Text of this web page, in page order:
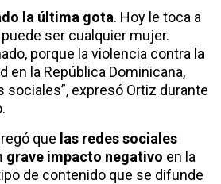
la última gota. Hoy le toca a
ser cualquier mujer.
porque la violencia contra la
en la República Dominicana,
sociales”, expresó Ortiz durante
que las redes sociales
grave impacto negativo en la
de contenido que se difunde